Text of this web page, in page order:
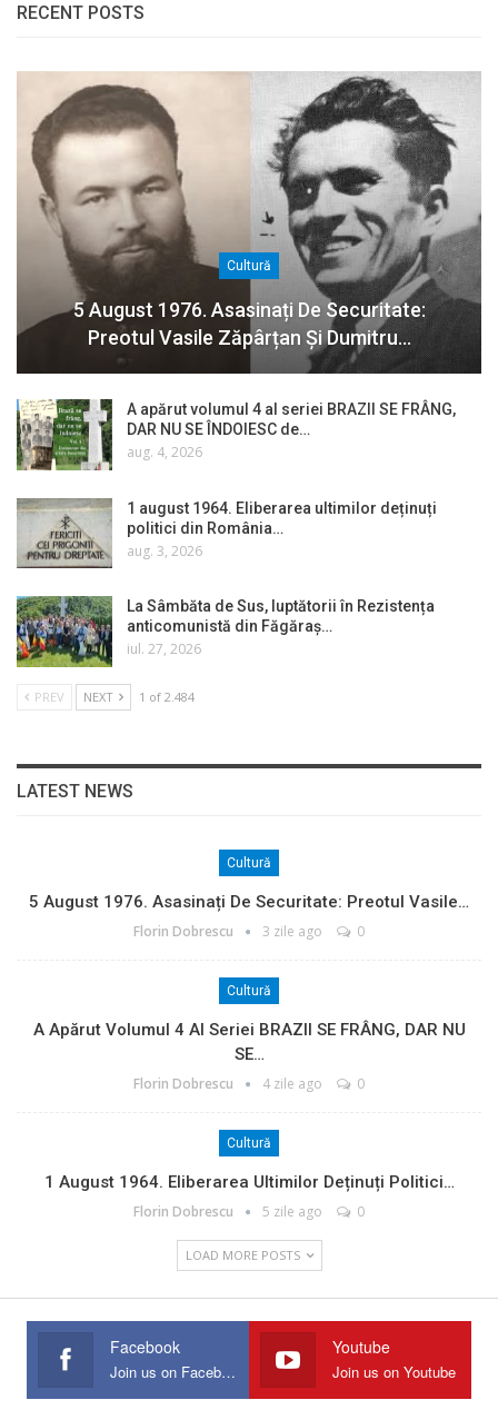
RECENT POSTS
Cultură
5 August 1976. Asasinați De Securitate:
Preotul Vasile Zăpârțan Și Dumitru…
A apărut volumul 4 al seriei BRAZII SE FRÂNG,
DAR NU SE ÎNDOIESC de…
aug. 4, 2026
1 august 1964. Eliberarea ultimilor deținuți
politici din România…
aug. 3, 2026
La Sâmbăta de Sus, luptătorii în Rezistența
anticomunistă din Făgăraș…
iul. 27, 2026
PREV NEXT 1 of 2.484
LATEST NEWS
Cultură
5 August 1976. Asasinați De Securitate: Preotul Vasile…
Florin Dobrescu 3 zile ago 0
Cultură
A Apărut Volumul 4 Al Seriei BRAZII SE FRÂNG, DAR NU
SE…
Florin Dobrescu 4 zile ago 0
Cultură
1 August 1964. Eliberarea Ultimilor Deținuți Politici…
Florin Dobrescu 5 zile ago 0
LOAD MORE POSTS
Facebook
Join us on Facebook
Youtube
Join us on Youtube